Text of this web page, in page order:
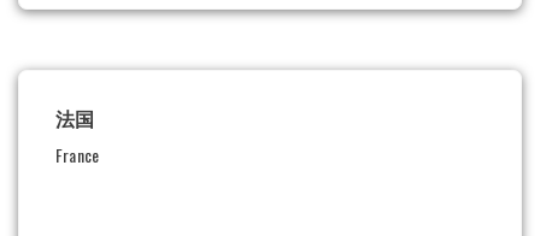
法国
France